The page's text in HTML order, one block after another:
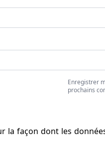
Enregistrer
prochains
la façon dont les